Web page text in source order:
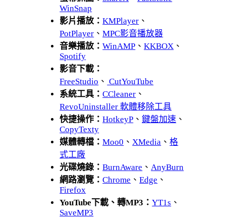
WinSnap
影片播放：KMPlayer 、
PotPlayer 、MPC影音播放器
音樂播放：WinAMP 、KKBOX 、
Spotify
影音下載：
FreeStudio 、 CutYouTube
系統工具：CCleaner 、
RevoUninstaller 軟體移除工具
快捷操作：HotkeyP 、鍵盤加速 、
CopyTexty
媒體轉檔：Moo0 、 XMedia 、格
式工廠
光碟燒錄：BurnAware 、 AnyBurn
網路瀏覽：Chrome 、Edge 、
Firefox
YouTube下載、轉MP3：YT1s 、
SaveMP3